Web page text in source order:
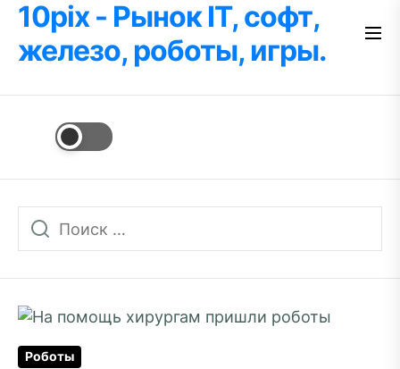
Перейти
содержимому
10pix - Рынок IT, софт,
железо, роботы, игры.
Роботы